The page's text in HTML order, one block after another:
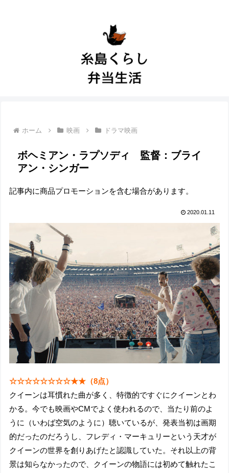
ホーム 映画 ドラマ映画
ボヘミアン・ラプソディ 監督：ブライ
アン・シンガー
記事内に商品プロモーションを含む場合があります。
2020.01.11
☆☆☆☆☆☆☆☆★★（8点）
クイーンは耳慣れた曲が多く、特徴的ですぐにクイーンとわ
かる。今でも映画やCMでよく使われるので、当たり前のよ
うに（いわば空気のように）聴いているが、発表当初は画期
的だったのだろうし、フレディ・マーキュリーという天才が
クイーンの世界を創りあげたと認識していた。それ以上の背
景は知らなかったので、クイーンの物語には初めて触れたこ